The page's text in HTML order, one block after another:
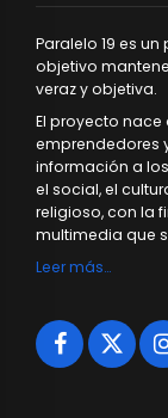
Paralelo 19 es
objetivo
veraz y objetiva.
El proyecto
emprendedores
información a
el social, el
religioso, con la
multimedia que
Leer más…